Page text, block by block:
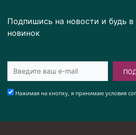
Подпишись на новости и будь в
новинок
Нажимая на кнопку, я принимаю условия